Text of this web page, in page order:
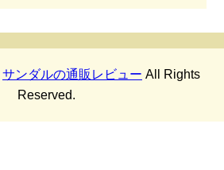
サンダルの通販レビュー All Rights
Reserved.